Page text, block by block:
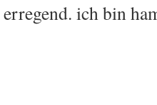
ich bin